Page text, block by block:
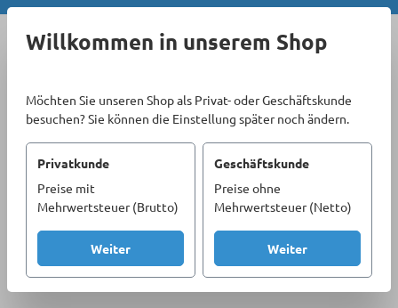
Zum Hauptinhalt springen
Willkommen in unserem Shop
Möchten Sie unseren Shop als Privat- oder Geschäftskunde
besuchen? Sie können die Einstellung später noch ändern.
Privatkunde
Preise mit
Mehrwertsteuer (Brutto)
Weiter
Geschäftskunde
Preise ohne
Mehrwertsteuer (Netto)
Weiter
Sortiment Materialbearbeitung
Drahtbürsten
Kregelbürsten